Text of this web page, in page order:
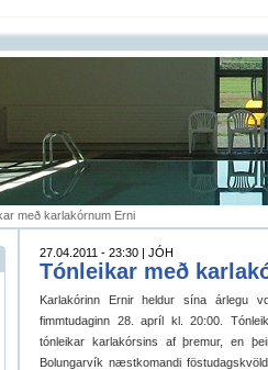
með karlakórnum Erni
27.04.2011 - 23:30 | JÓH
Tónleikar með
Karlakórinn Ernir heldur sína árlegu
fimmtudaginn 28. apríl kl. 20:00.
tónleikar karlakórsins af þremur, en
Bolungarvík næstkomandi